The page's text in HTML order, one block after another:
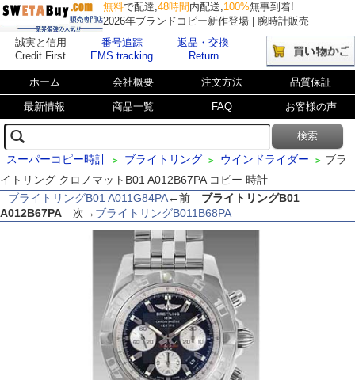
無料で配達,48時間 内配送,100%無事到着!
2026年ブランドコピー新作登場 | 腕時計販売
誠実と信用
Credit First
番号追踪
EMS tracking
返品・交換
Return
ホーム 会社概要 注文方法 品質保証
最新情報 商品一覧 FAQ お客様の声
スーパーコピー時計 > ブライトリング > ウインドライダー > ブラ
イトリング クロノマットB01 A012B67PA コピー 時計
ブライトリングB01 A011G84PA←前
ブライトリングB01
A012B67PA
次→ ブライトリングB011B68PA